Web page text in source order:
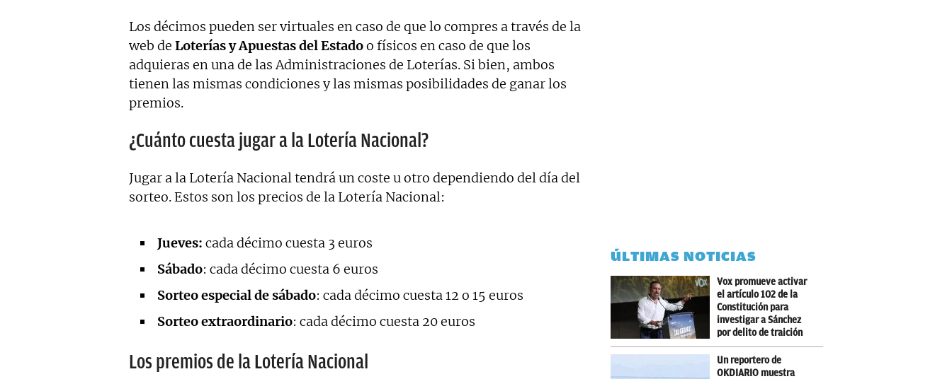
Los décimos pueden ser virtuales en caso de que lo compres a través de la
web de Loterías y Apuestas del Estadoo físicos en caso de que los
adquieras en una de las Administraciones de Loterías. Si bien, ambos
tienen las mismas condiciones y las mismas posibilidades de ganar los
premios.
¿Cuánto cuesta jugar a la Lotería Nacional?
Jugar a la Lotería Nacional tendrá un coste u otro dependiendo del día del
sorteo. Estos son los precios de la Lotería Nacional:
Jueves: cada décimo cuesta 3 euros
Sábado: cada décimo cuesta 6 euros
Sorteo especial de sábado: cada décimo cuesta 12 o 15 euros
Sorteo extraordinario: cada décimo cuesta 20 euros
Los premios de la Lotería Nacional
ÚLTIMAS NOTICIAS
Vox promueve activar
el artículo 102 de la
Constitución para
investigar a Sánchez
por delito de traición
Un reportero de
OKDIARIO muestra